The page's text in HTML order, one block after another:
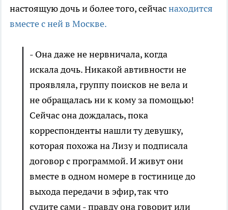
настоящую дочь и более того, сейчаснаходится
вместе с ней в Москве.
- Она даже не нервничала, когда
искала дочь. Никакой автивности не
проявляла, группу поисков не вела и
не обращалась ни к кому за помощью!
Сейчас она дождалась, пока
корреспонденты нашли ту девушку,
которая похожа на Лизу и подписала
договор с программой. И живут они
вместе в одном номере в гостинице до
выхода передачи в эфир, так что
судите сами - правду она говорит или